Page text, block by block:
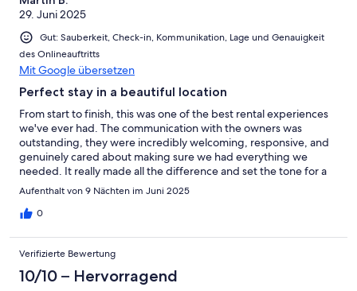
29. Juni 2025
Gut: Sauberkeit, Check-in, Kommunikation, Lage und Genauigkeit
des Onlineauftritts
Mit Google übersetzen
Perfect stay in a beautiful location
From start to finish, this was one of the best rental experiences
we've ever had. The communication with the owners was
outstanding, they were incredibly welcoming, responsive, and
genuinely cared about making sure we had everything we
needed. It really made all the difference and set the tone for a
relaxing, worry free trip.The property itself was perfect in every
as described (if not better!). Every detail was thought through,
won’t be disappointed!
Aufenthalt von 9 Nächten im Juni 2025
0
Verifizierte Bewertung
10/10 – Hervorragend